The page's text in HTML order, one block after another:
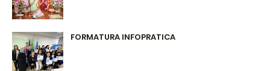
FORMATURA INFOPRATICA